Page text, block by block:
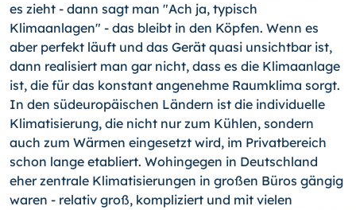
es zieht - dann sagt man "Ach ja, typisch
Klimaanlagen" - das bleibt in den Köpfen. Wenn es
aber perfekt läuft und das Gerät quasi unsichtbar ist,
dann realisiert man gar nicht, dass es die Klimaanlage
ist, die für das konstant angenehme Raumklima sorgt.
In den südeuropäischen Ländern ist die individuelle
Klimatisierung, die nicht nur zum Kühlen, sondern
auch zum Wärmen eingesetzt wird, im Privatbereich
schon lange etabliert. Wohingegen in Deutschland
eher zentrale Klimatisierungen in großen Büros gängig
waren - relativ groß, kompliziert und mit vielen